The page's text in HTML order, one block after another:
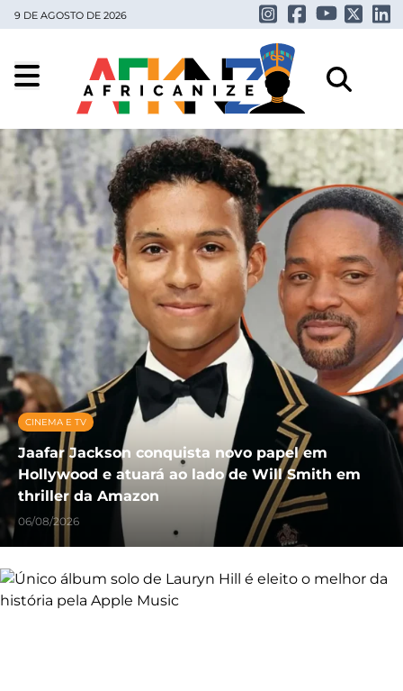
9 DE AGOSTO DE 2026
CINEMA E TV
Jaafar Jackson conquista novo papel em
Hollywood e atuará ao lado de Will Smith em
thriller da Amazon
06/08/2026